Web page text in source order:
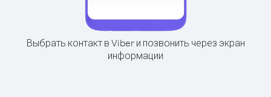
Выбрать контакт в Viber и позвонить через экран
информации